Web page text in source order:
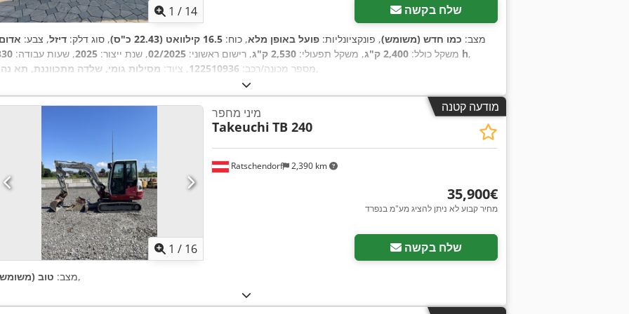
1 / 14 שלח בקשה
מצב: כמו חדש (משומש), פונקציונליות: פועל באופן מלא, כוח: 16.5 קילוואט (22.43 כ"ס) , סוג דלק: דיזל, צבע:
משקל כולל: 2,400 ק"ג , משקל תפעולי: 2,530 ק"ג , רישום ראשוני: 02/2025, שנת ייצור: 2025, שעות עבודה: 330 h,
מספר מכונה/רכב: 122510936, ציוד: מסילות גומי, שלדה מתכווננת, תא ,
מודעה קטנה
1 / 16
Ratschendorf 2,390 km
מיני מחפר
Takeuchi TB 240
‏35,900 ‏€
מחיר קבוע לא ניתן להציג מע"מ בנפרד
שלח בקשה
מצב: טוב ,